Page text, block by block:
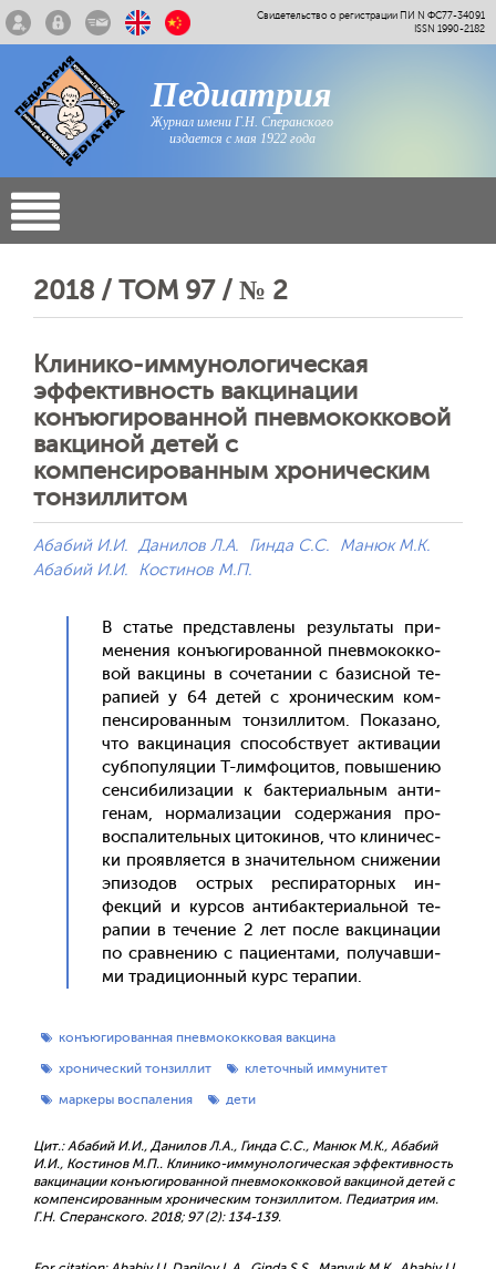
Свидетельство о регистрации ПИ N ФС77-34091
ISSN 1990-2182
Педиатрия
Журнал имени Г.Н. Сперанского
издается с мая 1922 года
2018 / ТОМ 97 / № 2
Клинико-иммунологическая
эффективность вакцинации
конъюгированной пневмококковой
вакциной детей с
компенсированным хроническим
тонзиллитом
Абабий И.И. Данилов Л.А. Гинда С.С.
Манюк М.К.
Абабий И.И.
Костинов М.П.
В статье пред­став­ле­ны ре­зуль­та­ты при­
мене­ния конъ­юги­рован­ной пнев­мо­кок­ко­
вой вак­ци­ны в со­чета­нии с ба­зис­ной те­
рапи­ей у 64 де­тей с хро­ничес­ким ком­
пенси­рован­ным тон­зилли­том. По­каза­но,
что вак­ци­нация спо­собс­тву­ет ак­ти­вации
суб­по­пуля­ции Т-лим­фо­цитов, по­выше­нию
сен­си­били­зации к бак­те­ри­аль­ным ан­ти­
генам, нор­ма­лиза­ции со­дер­жа­ния про­
вос­па­литель­ных ци­токи­нов, что кли­ничес­
ки про­яв­ля­ет­ся в зна­читель­ном сни­жении
эпи­зодов ос­трых рес­пи­ратор­ных ин­
фекций и кур­сов ан­ти­бак­те­ри­аль­ной те­
рапии в те­чение 2 лет пос­ле вак­ци­нации
по срав­не­нию с па­ци­ен­та­ми, по­лучав­ши­
ми тра­дици­он­ный курс те­рапии.
конъюгированная пневмококковая вакцина
хронический тонзиллит
клеточный иммунитет
маркеры воспаления
дети
Цит.: Абабий И.И., Данилов Л.А., Гинда С.С., Манюк М.К., Абабий
И.И., Костинов М.П.. Клинико-иммунологическая эффективность
вакцинации конъюгированной пневмококковой вакциной детей с
компенсированным хроническим тонзиллитом. Педиатрия им.
Г.Н. Сперанского. 2018; 97 (2): 134-139.